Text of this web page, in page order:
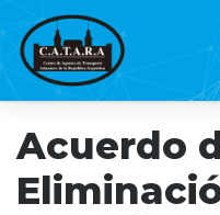
Acuerdo